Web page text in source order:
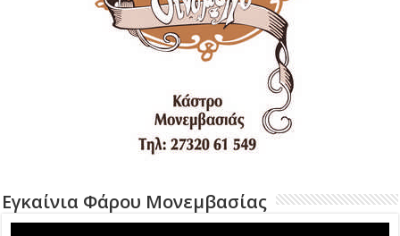
Εγκαίνια Φάρου Μονεμβασίας